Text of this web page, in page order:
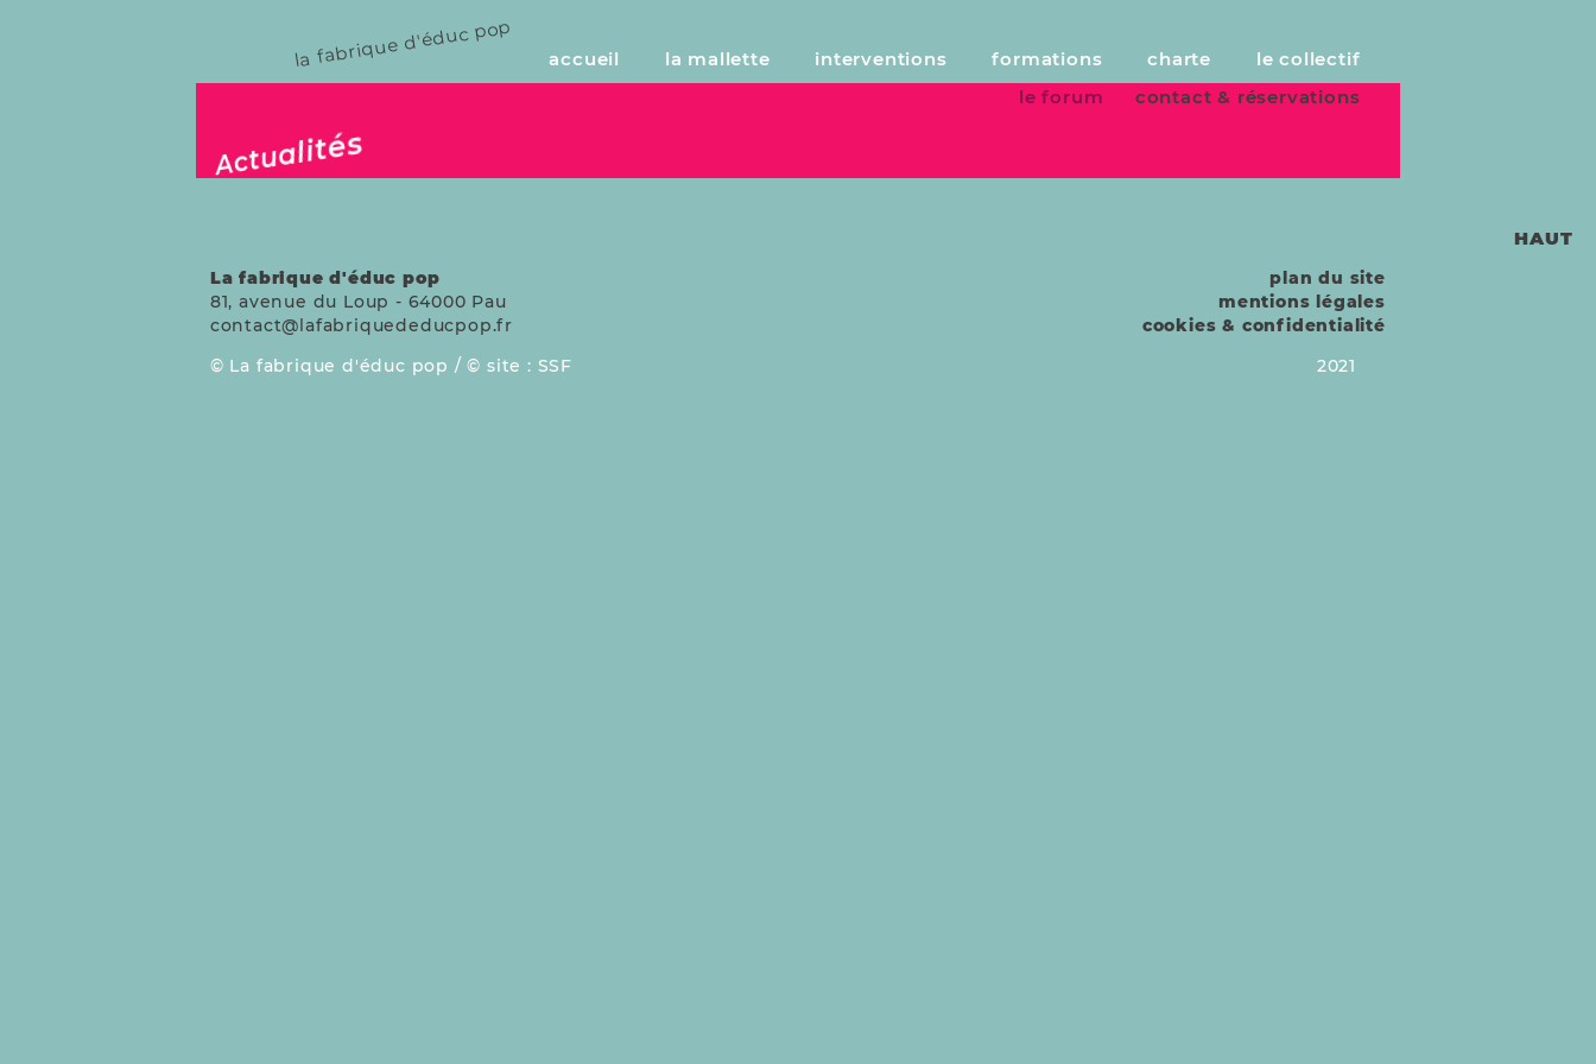
la fabrique d'éduc pop accueil la mallette interventions formations charte
le collectif
le forum
contact & réservations
Actualités
publié le 26 avril 2025
La fabrique d'éduc pop
81, avenue du Loup - 64000 Pau
contact@lafabriquededucpop.fr
plan du site
mentions légales
cookies & confidentialité
La fabrique d'éduc pop /
site : SSF 2021
HAUT